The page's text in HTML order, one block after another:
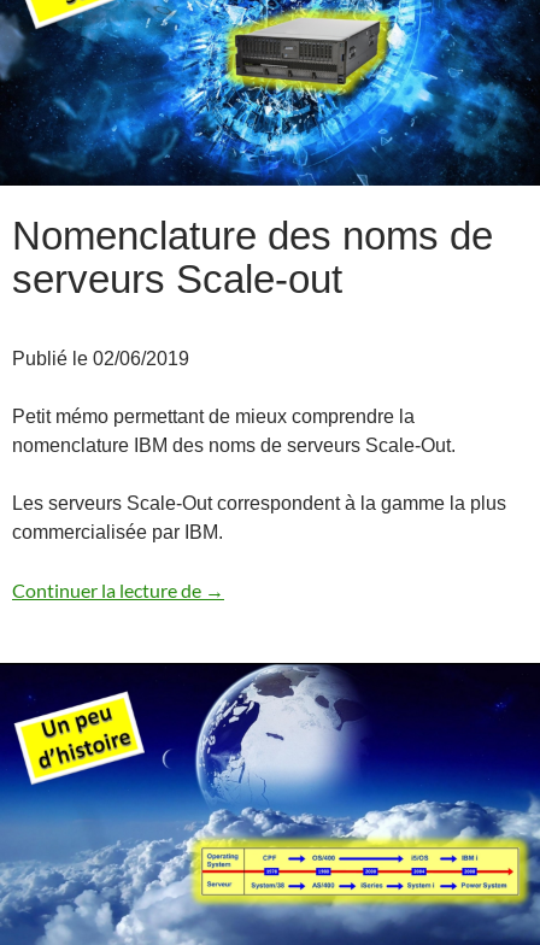
Nomenclature des noms de
serveurs Scale-out
Publié le 02/06/2019
Petit mémo permettant de mieux comprendre la
nomenclature IBM des noms de serveurs Scale-Out.
Les serveurs Scale-Out correspondent à la gamme la plus
commercialisée par IBM.
Continuer la lecture de Nomenclature des noms de serveurs
→